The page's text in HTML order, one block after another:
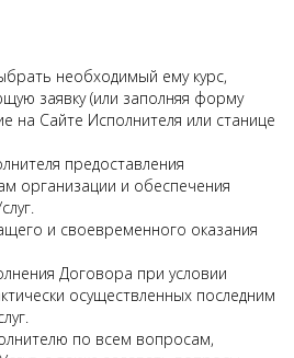
необходимый ему курс,
заявку (или заполняя форму
на Сайте Исполнителя или станице
предоставления
организации и обеспечения
и своевременного оказания
Договора при условии
осуществленных последним
по всем вопросам,